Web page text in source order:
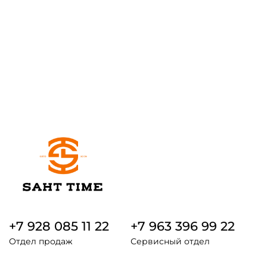
+7 928 085 11 22
Отдел продаж
+7 963 396 99 22
Сервисный отдел